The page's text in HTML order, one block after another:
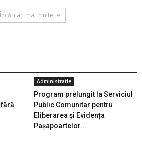
mai multe
Administratie
Program prelungit la Serviciul
Public Comunitar pentru
Eliberarea și Evidența
Pașapoartelor...